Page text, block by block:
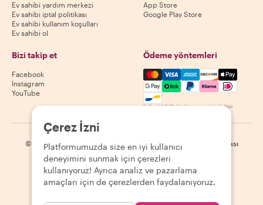
Ev sahibi yardım merkezi
Ev sahibi iptal politikası
Ev sahibi kullanım koşulları
Ev sahibi ol
App Store
Google Play Store
Bizi takip et
Facebook
Instagram
YouTube
Ödeme yöntemleri
Mastercard, Visa, Amex,
Kullanılabilirlik destinasyona göre değişir
© 2026 Withlocals.com Gizlilik Politikası | Site haritası
Çerez İzni
Platformumuzda size en iyi kullanıcı
deneyimini sunmak için çerezleri
kullanıyoruz! Ayrıca analiz ve pazarlama
amaçları için de çerezlerden faydalanıyoruz.